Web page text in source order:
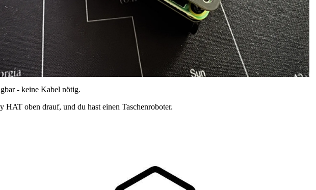
- keine Kabel nötig.
HAT oben drauf, und du hast einen Taschenroboter.